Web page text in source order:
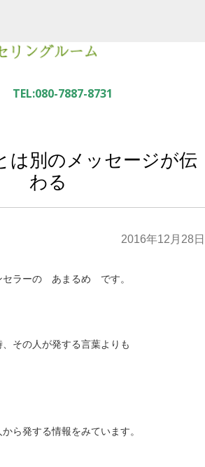
は別のメッセージが伝
わる
2016年12月28日
セラーの あまるめ です。
その人が発する言葉よりも
ら発する情報をみています。